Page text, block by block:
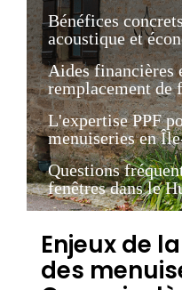
Bénéfices
acoustique et
Aides financières
remplacement de
L'expertise PPF
menuiseries en
Questions
fenêtres dans le
Enjeux de
des